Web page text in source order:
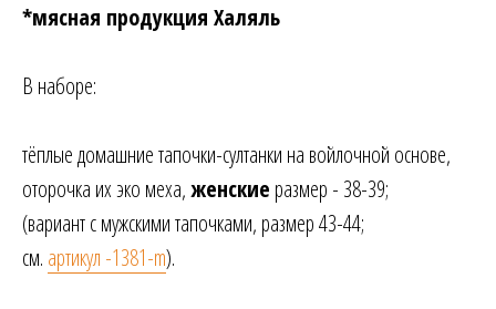
*мясная продукция Халяль
В наборе:
тёплые домашние тапочки-султанки на войлочной основе,
оторочка их эко меха,женские размер - 38-39;
(вариант с мужскими тапочками, размер 43-44;
см. артикул -1381-m).